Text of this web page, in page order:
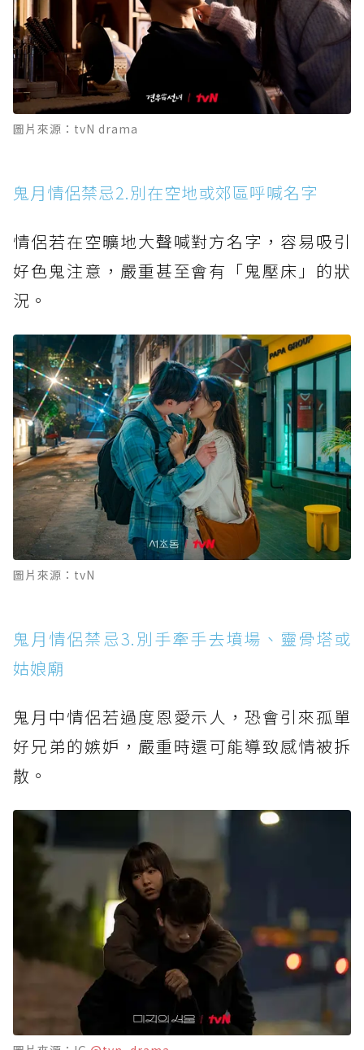
圖片來源：tvN drama
鬼月情侶禁忌2.別在空地或郊區呼喊名字
情侶若在空曠地大聲喊對方名字，容易吸引
好色鬼注意，嚴重甚至會有「鬼壓床」的狀
況。
圖片來源：tvN
鬼月情侶禁忌3.別手牽手去墳場、靈骨塔或
姑娘廟
鬼月中情侶若過度恩愛示人，恐會引來孤單
好兄弟的嫉妒，嚴重時還可能導致感情被拆
散。